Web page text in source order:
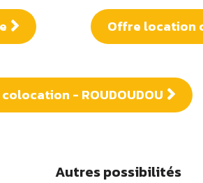
Offre location
- ROUDOUDOU
Autres possibilités